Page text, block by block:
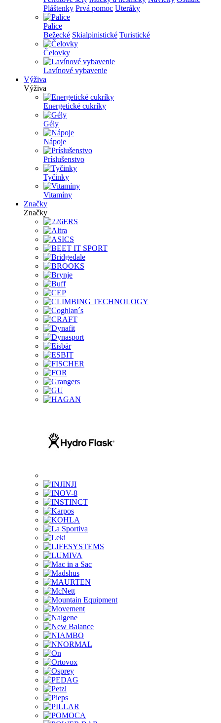
Pláštenky Prvá pomoc Uteráky
Palice
Bežecké Skialpinistické Turistické
Čelovky
Lavínové vybavenie
Výživa
Výživa
Energetické cukríky
Gély
Nápoje
Príslušenstvo
Tyčinky
Vitamíny
Značky
Značky